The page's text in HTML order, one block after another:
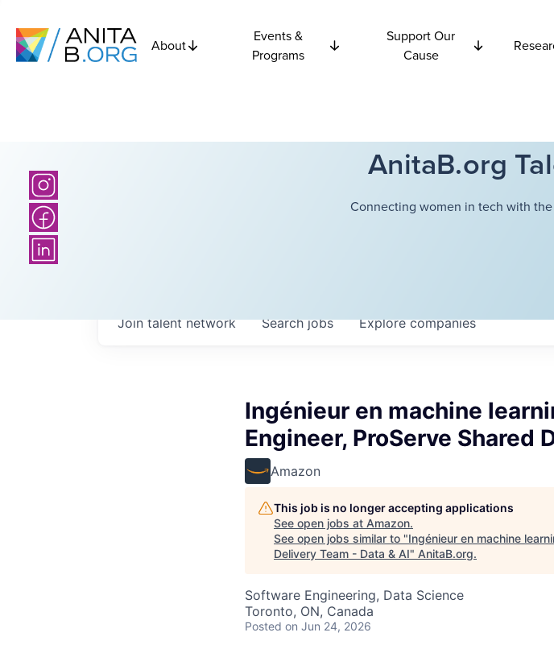
About
Events &
Programs
Support Our
Cause
AnitaB.org
Connecting women in tech with
Searchjobs Explorecompanies
Join talent network
Ingénieur en machine
Engineer, ProServe Shared
Amazon
This job is no longer accepting applications
See open jobs at Amazon.
See open jobs similar to "Ingénieur en machine
Delivery Team - Data & AI" AnitaB.org.
Software Engineering, Data Science
Toronto, ON, Canada
Posted on Jun 24, 2026